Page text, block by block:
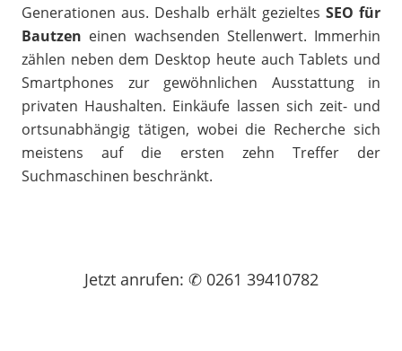
Generationen aus. Deshalb erhält gezieltes SEO für
Bautzen einen wachsenden Stellenwert. Immerhin
zählen neben dem Desktop heute auch Tablets und
Smartphones zur gewöhnlichen Ausstattung in
privaten Haushalten. Einkäufe lassen sich zeit- und
ortsunabhängig tätigen, wobei die Recherche sich
meistens auf die ersten zehn Treffer der
Suchmaschinen beschränkt.
Jetzt anrufen: ✆ 0261 39410782